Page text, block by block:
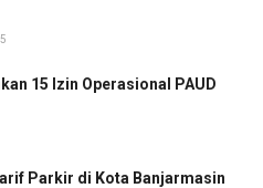
15 Izin Operasional PAUD
Parkir di Kota Banjarmasin